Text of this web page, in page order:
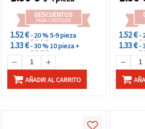
DESCUENTOS
PARA CANTIDAD
1.52 €- 20 %5-9 pieza
1.33 €- 30 %10 pieza +
AÑADIR AL CARRITO
1.52 €-
1.33 €-